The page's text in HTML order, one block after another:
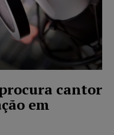
cantor
em